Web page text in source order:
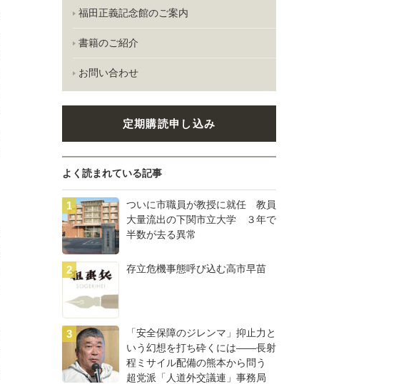
福田正義記念館のご案内
書籍のご紹介
お問い合わせ
定期購読申し込み
よく読まれている記事
ついに市職員が教授に就任 教員
大量流出の下関市立大学 ３年で
半数が去る異常
存立危機事態呼び込む高市早苗
「安全保障のジレンマ」抑止力と
いう幻想を打ち砕くには――長射
程ミサイル配備の熊本から問う
超党派「人道外交議連」事務局